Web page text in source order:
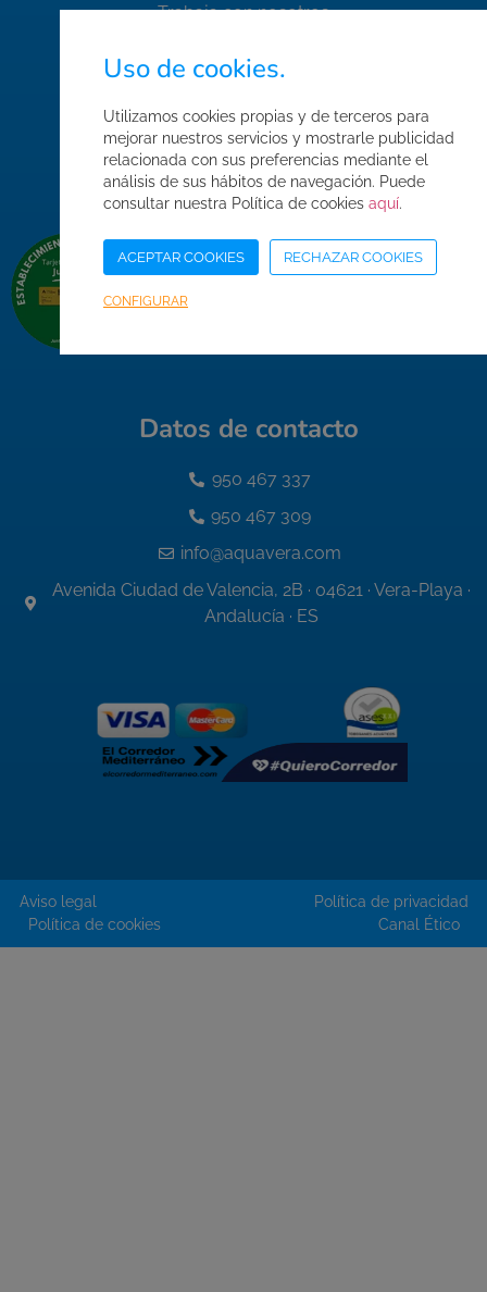
Trabaja con nosotros
Condiciones de compra
Mapa web
Acceso Área Corporativa
Datos de contacto
950 467 337
950 467 309
info@aquavera.com
Avenida Ciudad de Valencia, 2B · 04621 · Vera-Playa ·
Andalucía · ES
Aviso legal
Política de privacidad
Política de cookies
Canal Ético
Uso de cookies.
Utilizamos cookies propias y de terceros para
mejorar nuestros servicios y mostrarle publicidad
relacionada con sus preferencias mediante el
análisis de sus hábitos de navegación. Puede
consultar nuestra Política de cookies aquí.
ACEPTAR COOKIES RECHAZAR COOKIES
CONFIGURAR